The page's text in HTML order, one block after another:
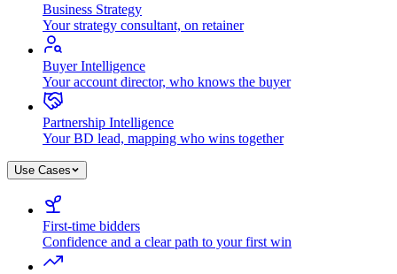
Business Strategy
Your strategy consultant, on retainer
Buyer Intelligence
Your account director, who knows the buyer
Partnership Intelligence
Your BD lead, mapping who wins together
Use Cases
First-time bidders
Confidence and a clear path to your first win